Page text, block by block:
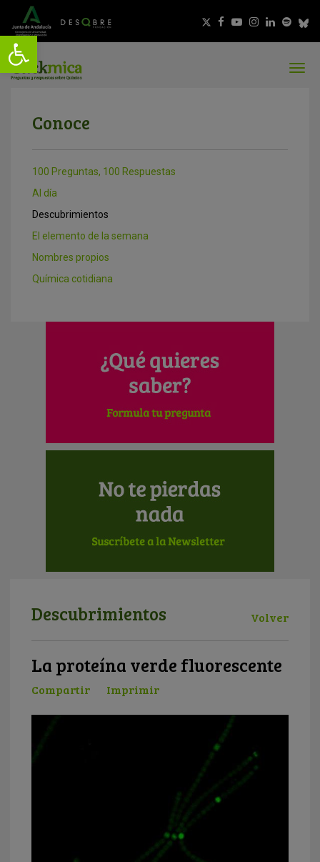
Conoce
100 Preguntas, 100 Respuestas
Al día
Descubrimientos
El elemento de la semana
Nombres propios
Química cotidiana
Descubrimientos Volver
La proteína verde fluorescente
Compartir Imprimir